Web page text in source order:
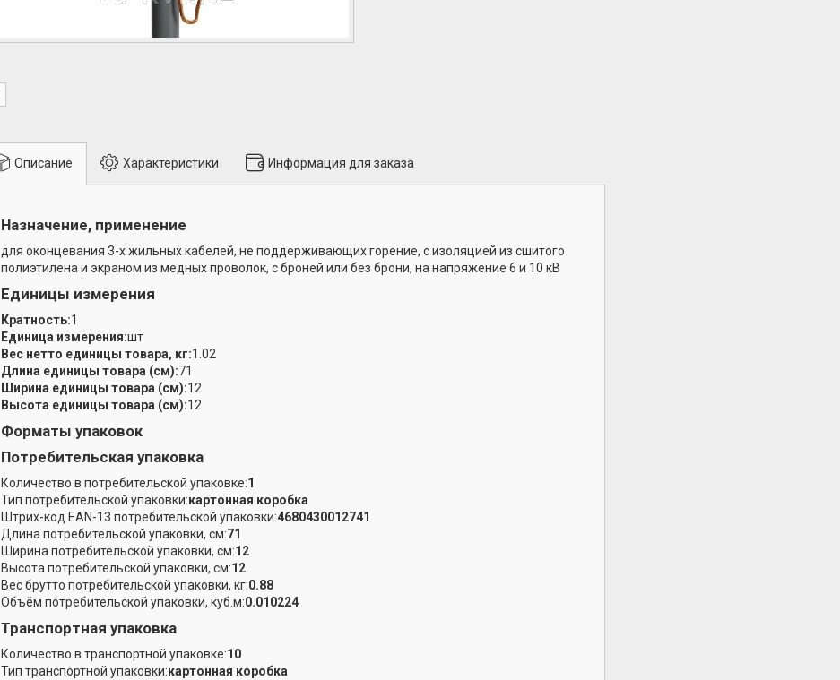
Описание Характеристики Информация для заказа
Назначение, применение
для оконцевания 3-х жильных кабелей, не поддерживающих горение, с изоляцией из сшитого
полиэтилена и экраном из медных проволок, с броней или без брони, на напряжение 6 и 10 кВ
Единицы измерения
Кратность:1
Единица измерения:шт
Вес нетто единицы товара, кг:1.02
Длина единицы товара (см):71
Ширина единицы товара (см):12
Высота единицы товара (см):12
Форматы упаковок
Потребительская упаковка
Количество в потребительской упаковке:1
Тип потребительской упаковки:картонная коробка
Штрих-код EAN-13 потребительской упаковки:4680430012741
Длина потребительской упаковки, см:71
Ширина потребительской упаковки, см:12
Высота потребительской упаковки, см:12
Вес брутто потребительской упаковки, кг:0.88
Объём потребительской упаковки, куб.м:0.010224
Транспортная упаковка
Количество в транспортной упаковке:10
Тип транспортной упаковки:картонная коробка